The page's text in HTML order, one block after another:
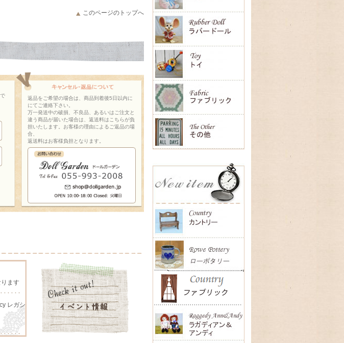
このページのトップへ
返品をご希望の場合は、商品到着後5日以内に
にてご連絡下さい。
万一発送中の破損、不良品、あるいはご注文と
違う商品が届いた場合は、返送料はこちらが負
担いたします。お客様の理由によるご返品の場
合、
返送料はお客様負担となります。
ます
レガシ